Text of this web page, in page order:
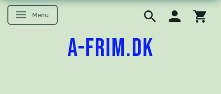
Skifte navigation
Menu
A-FRIM.DK